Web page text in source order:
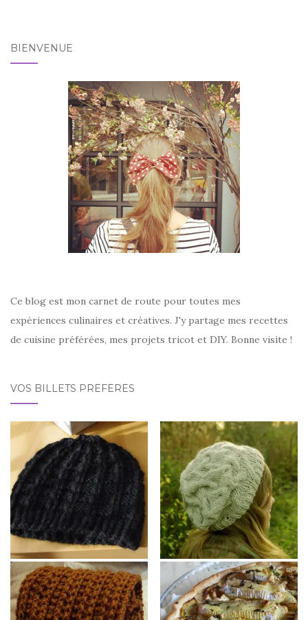
BIENVENUE
Ce blog est mon carnet de route pour toutes mes
expériences culinaires et créatives. J'y partage mes recettes
de cuisine préférées, mes projets tricot et DIY. Bonne visite !
VOS BILLETS PRÉFÉRÉS